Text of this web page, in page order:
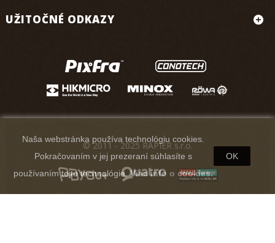
UŽITOČNÉ ODKAZY
Naša webstránka používa technológiu cookies.
Pokračovaním v jej prezeraní súhlasíte s
používaním tejto technológie.Viac info o cookies.
OK
© 2011 - 2025 RAPIER s.r.o.